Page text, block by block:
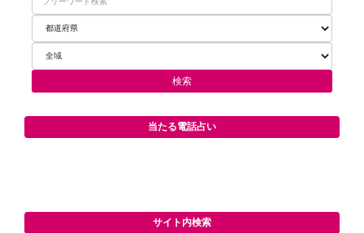
当たる電話占い
サイト内検索